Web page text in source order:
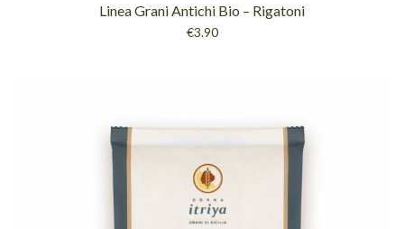
Linea Grani Antichi Bio – Rigatoni
€3.90